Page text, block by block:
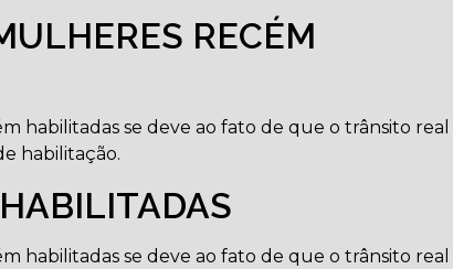
RECÉM
habilitadas se deve ao fato de que o trânsito real
habilitação.
habilitadas se deve ao fato de que o trânsito real